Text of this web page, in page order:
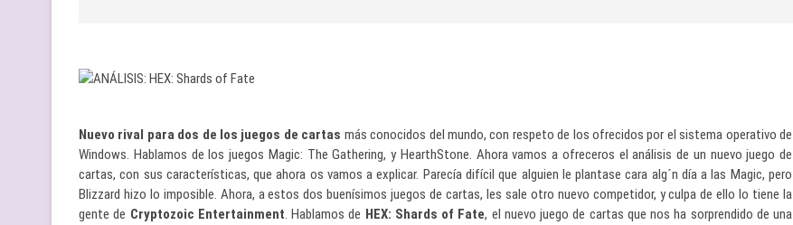
Nuevo rival para dos de los juegos de cartas más conocidos del mundo, con respeto de los ofrecidos por el sistema operativo de
Windows. Hablamos de los juegos Magic: The Gathering, y HearthStone. Ahora vamos a ofreceros el análisis de un nuevo juego de
cartas, con sus características, que ahora os vamos a explicar. Parecía difícil que alguien le plantase cara alg´n día a las Magic, pero
Blizzard hizo lo imposible. Ahora, a estos dos buenísimos juegos de cartas, les sale otro nuevo competidor, y culpa de ello lo tiene la
gente de Cryptozoic Entertainment. Hablamos de HEX: Shards of Fate, el nuevo juego de cartas que nos ha sorprendido de una